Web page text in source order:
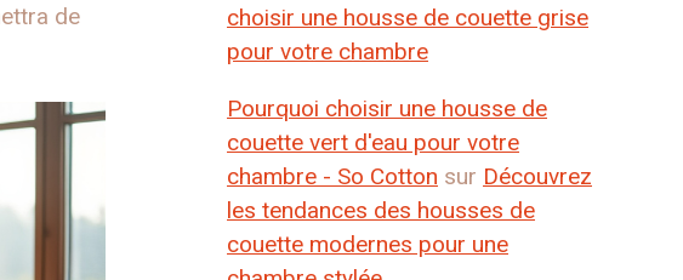
de
choisir une housse de couette grise
pour votre chambre
Pourquoi choisir une housse de
couette vert d'eau pour votre
chambre - So Cotton sur Découvrez
les tendances des housses de
couette modernes pour une